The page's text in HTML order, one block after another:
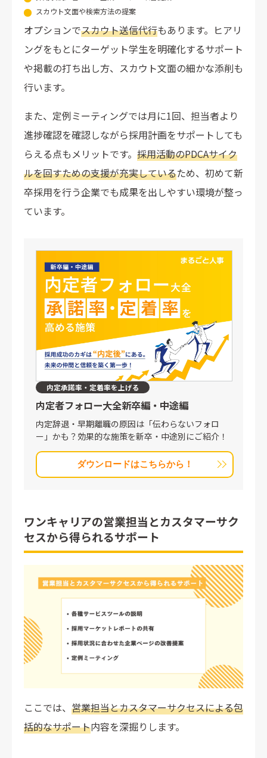
スカウト文面や検索方法の提案
オプションでスカウト送信代行もあります。ヒアリ
ングをもとにターゲット学生を明確化するサポート
や掲載の打ち出し方、スカウト文面の細かな添削も
行います。
また、定例ミーティングでは月に1回、担当者より
進捗確認を確認しながら採用計画をサポートしても
らえる点もメリットです。 採用活動のPDCAサイク
ルを回すための支援が充実しているため、初めて新
卒採用を行う企業でも成果を出しやすい環境が整っ
ています。
内定承諾率・定着率を上げる
内定者フォロー大全新卒編・中途編
内定辞退・早期離職の原因は「伝わらないフォロ
ー」かも？効果的な施策を新卒・中途別にご紹介！
ダウンロードはこちらから！
ワンキャリアの営業担当とカスタマーサク
セスから得られるサポート
ここでは、 営業担当とカスタマーサクセスによる包
括的なサポート内容を深掘りします。